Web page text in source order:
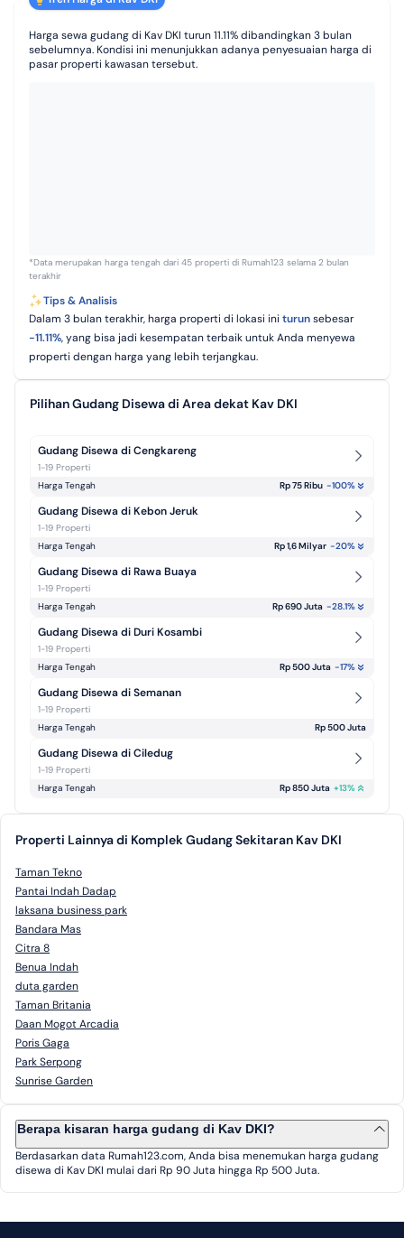
Harga sewa gudang di Kav DKI turun 11.11% dibandingkan 3 bulan
sebelumnya. Kondisi ini menunjukkan adanya penyesuaian harga di
pasar properti kawasan tersebut.
*Data merupakan harga tengah dari 45 properti di Rumah123 selama 2 bulan
terakhir
Tips & Analisis
Dalam 3 bulan terakhir, harga properti di lokasi ini turunsebesar
-11.11%, yang bisa jadi kesempatan terbaik untuk Anda menyewa
properti dengan harga yang lebih terjangkau.
Pilihan Gudang Disewa di Area dekat Kav DKI
Gudang Disewa di Cengkareng
1-19 Properti
Harga Tengah
Rp 75 Ribu -100%
Gudang Disewa di Kebon Jeruk
1-19 Properti
Harga Tengah
Rp 1,6 Milyar -20%
Gudang Disewa di Rawa Buaya
1-19 Properti
Harga Tengah
Rp 690 Juta -28.1%
Gudang Disewa di Duri Kosambi
1-19 Properti
Harga Tengah
Rp 500 Juta -17%
Gudang Disewa di Semanan
1-19 Properti
Harga Tengah
Rp 500 Juta
Gudang Disewa di Ciledug
1-19 Properti
Harga Tengah
Rp 850 Juta +13%
Properti Lainnya di Komplek Gudang Sekitaran Kav DKI
Taman Tekno
Pantai Indah Dadap
laksana business park
Bandara Mas
Citra 8
Benua Indah
duta garden
Taman Britania
Daan Mogot Arcadia
Poris Gaga
Park Serpong
Sunrise Garden
Berapa kisaran harga gudang di Kav DKI?
Berdasarkan data Rumah123.com, Anda bisa menemukan harga gudang
disewa di Kav DKI mulai dari Rp 90 Juta hingga Rp 500 Juta.